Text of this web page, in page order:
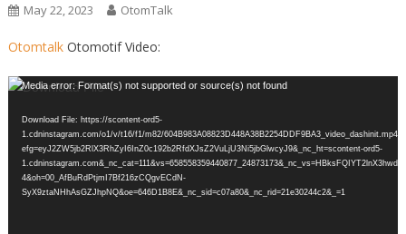
May 22, 2023 OtomTalk
OtomtalkOtomotif Video:
Video
Media error: Format(s) not supported or source(s) not found
Download File: https://scontent-ord5-
1.cdninstagram.com/o1/v/t16/f1/m82/604B983A08823D448A38B2254DDF9BA3_video_dashinit.mp4?
efg=eyJ2ZW5jb2RlX3RhZyI6InZ0c192b2RfdXJsZ2VuLjU3Ni5jbGlwcyJ9&_nc_ht=scontent-ord5-
4&oh=00_AfBuRdPtjmI7Bf216zCQgvECdN-
SyX9ztaNHhAsGZJhpNQ&oe=646D1B8E&_nc_sid=c07a80&_nc_rid=21e30244c2&_=1